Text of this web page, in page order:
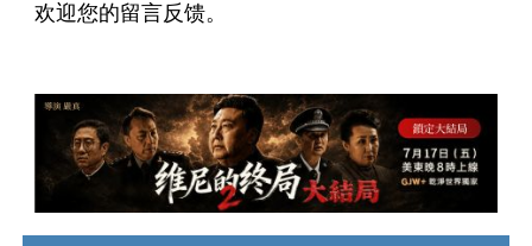
欢迎您的留言反馈。